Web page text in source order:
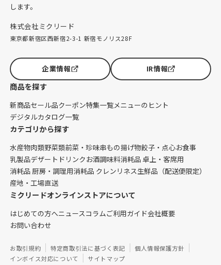
します。
株式会社ミクリード
東京都新宿区西新宿2-3-1 新宿モノリス28F
企業情報 IR情報
商品を探す
新商品セール品クーポン特集一覧メニューのヒント
デジタルカタログ一覧
カテゴリから探す
水産物肉類野菜類前菜・珍味串もの揚げ物餃子・点心お食事
乳製品デザート ドリンク お酒調味料消耗品 卓上・客席用
消耗品 厨房・調理用消耗品 クレンリネス生鮮品（配送便限定）
産地・工場直送
ミクリードオンラインストアについて
はじめての方へニュースコラムご利用ガイド会社概要
お問い合わせ
お取引規約 特定商取引法に基づく表記
個人情報保護方針
インボイス対応について
サイトマップ